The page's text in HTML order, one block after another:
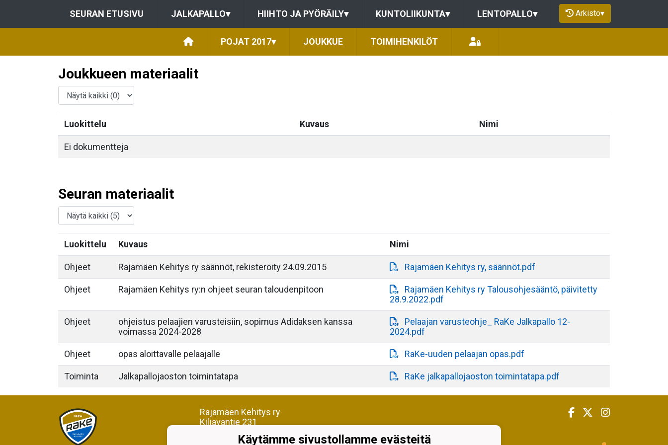
SEURAN ETUSIVU JALKAPALLO▾ HIIHTO JA PYÖRÄILY▾ KUNTOLIIKUNTA▾ LENTOPALLO▾ Arkisto▾
POJAT 2017▾ JOUKKUE TOIMIHENKILÖT
Joukkueen materiaalit
Luokittelu Kuvaus Nimi
Ei dokumentteja
Seuran materiaalit
Luokittelu Kuvaus Nimi
Ohjeet Rajamäen Kehitys ry säännöt, rekisteröity 24.09.2015 Rajamäen Kehitys ry, säännöt.pdf
Ohjeet Rajamäen Kehitys ry:n ohjeet seuran taloudenpitoon
Rajamäen Kehitys ry Talousohjesääntö, päivitetty
28.9.2022.pdf
Ohjeet
ohjeistus pelaajien varusteisiin, sopimus Adidaksen kanssa
voimassa 2024-2028
Pelaajan varusteohje_ RaKe Jalkapallo 12-
2024.pdf
Ohjeet opas aloittavalle pelaajalle RaKe-uuden pelaajan opas.pdf
Toiminta Jalkapallojaoston toimintatapa RaKe jalkapallojaoston toimintatapa.pdf
Rajamäen Kehitys ry
Kiljavantie 231
Käytämme sivustollamme evästeitä